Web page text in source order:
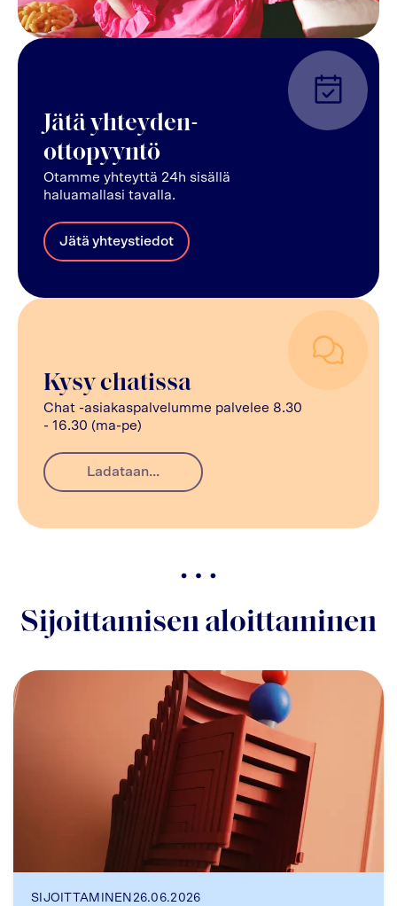
Kysy chatissa
Chat -asiakaspalvelumme palvelee 8.30
- 16.30 (ma-pe)
Ladataan...
Jätä yhteyden-
ottopyyntö
Otamme yhteyttä 24h sisällä
haluamallasi tavalla.
Jätä yhteystiedot
Sijoittamisen aloittaminen
SIJOITTAMINEN 26.06.2026